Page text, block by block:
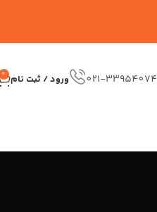
021-33954074 ورود / ثبت نام 0